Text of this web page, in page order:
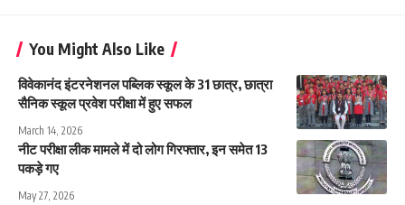
You Might Also Like
विवेकानंद इंटरनेशनल पब्लिक स्कूल के 31 छात्र, छात्रा
सैनिक स्कूल प्रवेश परीक्षा में हुए सफल
March 14, 2026
नीट परीक्षा लीक मामले में दो लोग गिरफ्तार, इन समेत 13
पकड़े गए
May 27, 2026